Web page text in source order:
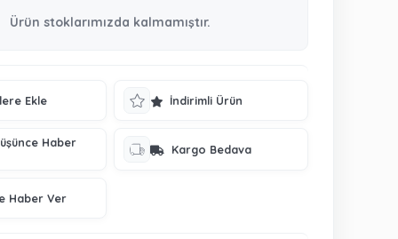
Ürün stoklarımızda kalmamıştır.
Ekle İndirimli Ürün
Haber Kargo Bedava
Haber Ver